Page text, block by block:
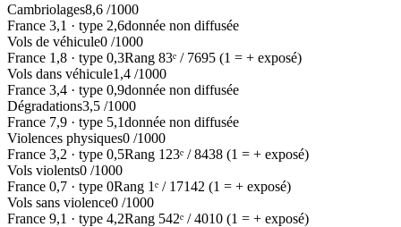
Cambriolages8,6 /1000
France 3,1 · type 2,6donnée non diffusée
Vols de véhicule0 /1000
France 1,8 · type 0,3Rang 83ᵉ / 7695 (1 = + exposé)
Vols dans véhicule1,4 /1000
France 3,4 · type 0,9donnée non diffusée
Dégradations3,5 /1000
France 7,9 · type 5,1donnée non diffusée
Violences physiques0 /1000
France 3,2 · type 0,5Rang 123ᵉ /8438 (1 = + exposé)
Vols violents0 /1000
France 0,7 · type 0Rang 1ᵉ / 17142 (1 = + exposé)
Vols sans violence0 /1000
France 9,1 · type 4,2Rang 542ᵉ /4010 (1 = + exposé)